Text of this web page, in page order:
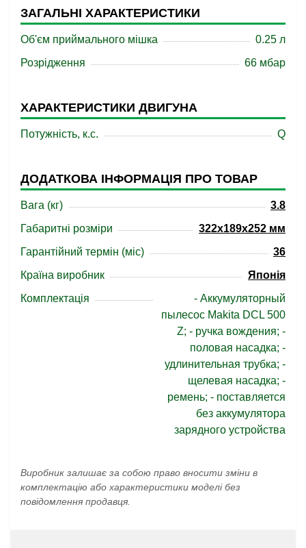
ЗАГАЛЬНІ ХАРАКТЕРИСТИКИ
Об'єм приймального мішка
0.25 л
Розрідження
66 мбар
ХАРАКТЕРИСТИКИ ДВИГУНА
Потужність, к.с. Q
ДОДАТКОВА ІНФОРМАЦІЯ ПРО ТОВАР
Вага (кг)
3.8
Габаритні розміри
322x189x252 мм
Гарантійний термін (міс)
36
Країна виробник
Японія
Комплектація
- Аккумуляторный
пылесос Makita DCL 500
Z; - ручка вождения; -
половая насадка; -
удлинительная трубка; -
щелевая насадка; -
ремень; - поставляется
без аккумулятора
зарядного устройства
Виробник залишає за собою право вносити зміни в
комплектацію або характеристики моделі без
повідомлення продавця.